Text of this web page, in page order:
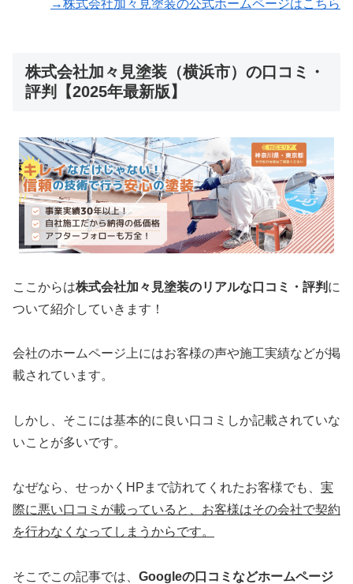
→株式会社加々見塗装の公式ホームページはこちら
株式会社加々見塗装（横浜市）の口コミ・
評判【2025年最新版】
ここからは株式会社加々見塗装のリアルな口コミ・評判 に
ついて紹介していきます！
会社のホームページ上にはお客様の声や施工実績などが掲
載されています。
しかし、そこには基本的に良い口コミしか記載されていな
いことが多いです。
なぜなら、せっかくHPまで訪れてくれたお客様でも、 実
際に悪い口コミが載っていると、お客様はその会社で契約
を行わなくなってしまうからです。
そこでこの記事では、 Googleの口コミなどホームページ